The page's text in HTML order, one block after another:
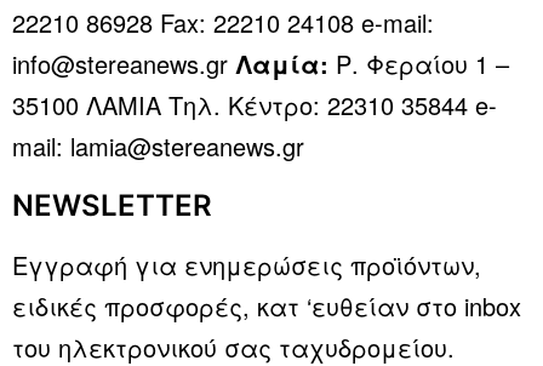
22210 86928 Fax: 22210 24108 e-mail:
info@stereanews.gr Λαμία: Ρ. Φεραίου 1 –
35100 ΛΑΜΙΑ Τηλ. Κέντρο: 22310 35844 e-
mail: lamia@stereanews.gr
NEWSLETTER
Εγγραφή για ενημερώσεις προϊόντων,
ειδικές προσφορές, κατ ‘ευθείαν στο inbox
του ηλεκτρονικού σας ταχυδρομείου.